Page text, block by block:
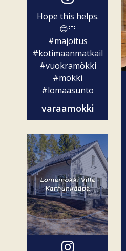
Hope this helps.
😊💙
#majoitus
#kotimaanmatkailu
#vuokramökki
#mökki
#lomaasunto
varaamokki